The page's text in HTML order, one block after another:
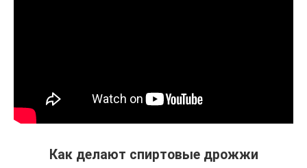
Как делают спиртовые дрожжи